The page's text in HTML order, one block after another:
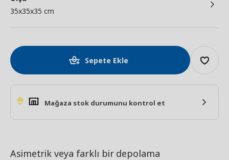
35x35x35 cm
Sepete Ekle
Mağaza stok durumunu kontrol et
Asimetrik veya farklı bir depolama